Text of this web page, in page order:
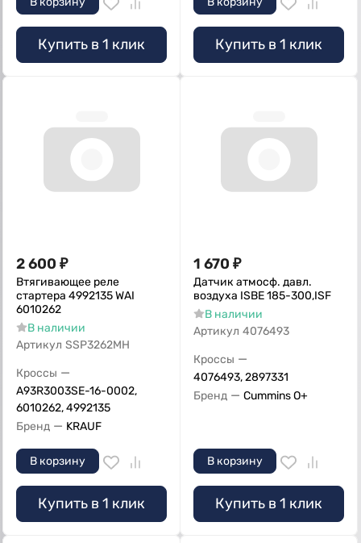
Купить в 1 клик Купить в 1 клик
2 600 ₽
Втягивающее реле
стартера 4992135 WAI
6010262
В наличии
Артикул SSP3262MH
Кроссы —
A93R3003SE-16-0002,
6010262, 4992135
Бренд — KRAUF
В корзину
Купить в 1 клик
1 670 ₽
Датчик атмосф. давл.
воздуха ISBE 185-300,ISF
В наличии
Артикул 4076493
Кроссы —
4076493, 2897331
Бренд — Cummins O+
В корзину
Купить в 1 клик